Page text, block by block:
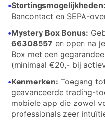
•Stortingsmogelijkheden:
Bancontact en SEPA-
•Mystery Box Bonus:
66308557 en open na
Box met een
(minimaal €20,- bij
•Kenmerken: Toegang
geavanceerde trading-
mobiele app die zowel
professionals zeer